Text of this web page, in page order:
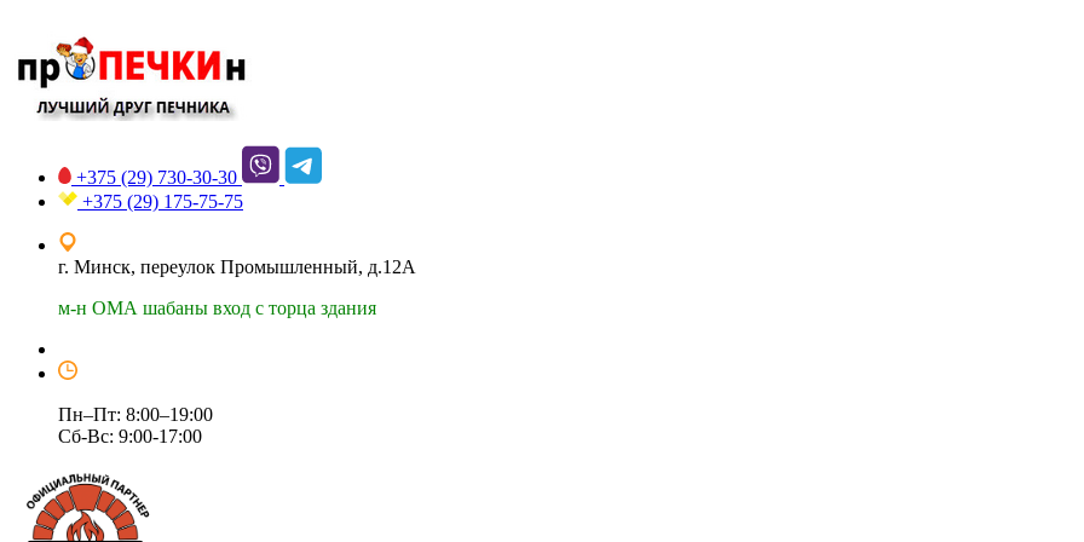
+375 (29) 730-30-30
+375 (29) 175-75-75
г. Минск, переулок Промышленный, д.12А
м-н ОМА шабаны вход с торца здания
Пн–Пт: 8:00–19:00
Сб-Вс: 9:00-17:00